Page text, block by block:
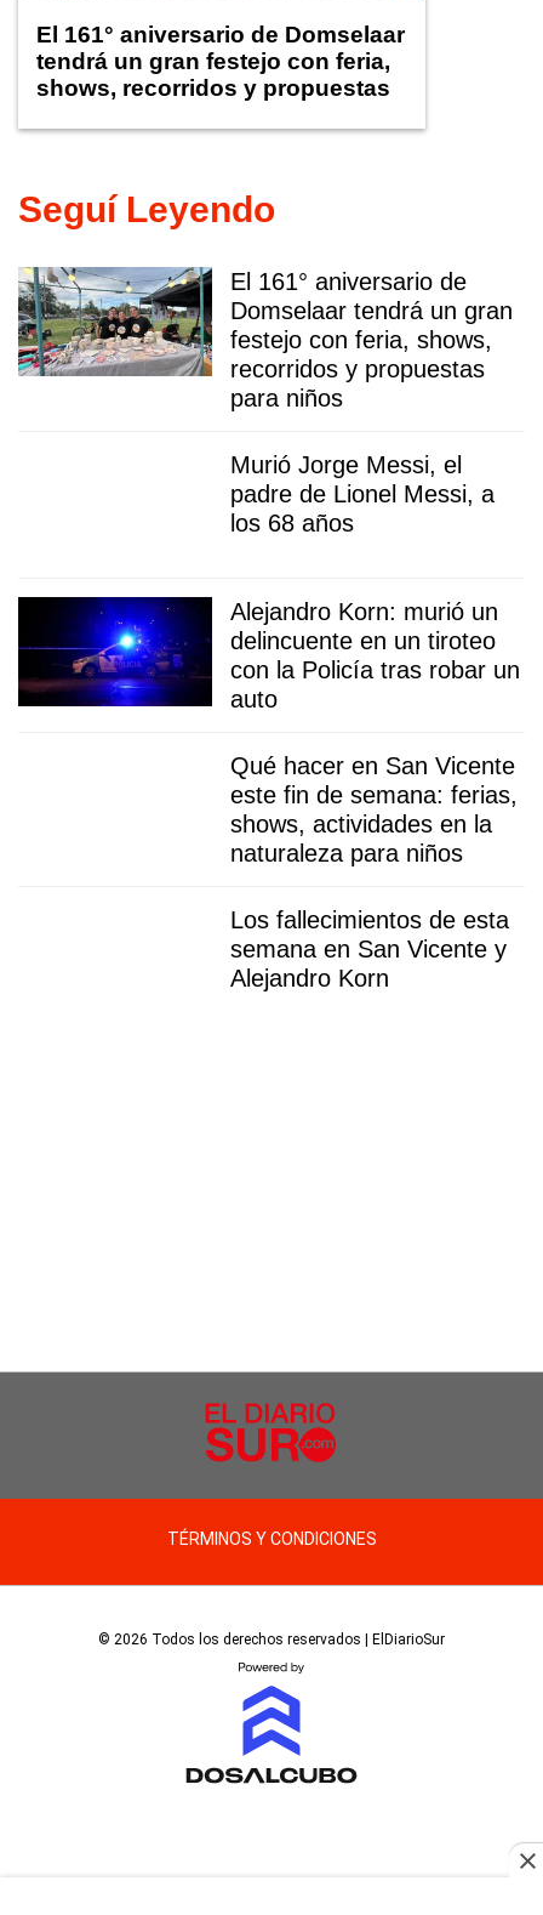
El 161° aniversario de Domselaar
tendrá un gran festejo con feria,
shows, recorridos y propuestas
Seguí Leyendo
El 161° aniversario de
Domselaar tendrá un gran
festejo con feria, shows,
recorridos y propuestas
para niños
Murió Jorge Messi, el
padre de Lionel Messi, a
los 68 años
Alejandro Korn: murió un
delincuente en un tiroteo
con la Policía tras robar un
auto
Qué hacer en San Vicente
este fin de semana: ferias,
shows, actividades en la
naturaleza para niños
Los fallecimientos de esta
semana en San Vicente y
Alejandro Korn
TÉRMINOS Y CONDICIONES
© 2026 Todos los derechos reservados | ElDiarioSur